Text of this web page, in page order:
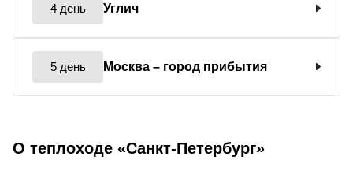
4 день Углич
5 день Москва – город прибытия
О теплоходе «Санкт-Петербург»